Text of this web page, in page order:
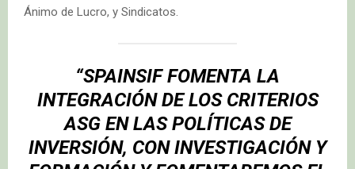
Ánimo de Lucro, y Sindicatos.
“SPAINSIF FOMENTA LA
INTEGRACIÓN DE LOS CRITERIOS
ASG EN LAS POLÍTICAS DE
INVERSIÓN, CON INVESTIGACIÓN Y